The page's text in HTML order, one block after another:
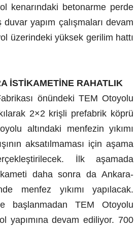
kenarındaki betonarme perde
yapım çalışmaları devam
üzerindeki yüksek gerilim hattı
İSTİKAMETİNE RAHATLIK
önündeki TEM Otoyolu
2×2 krişli prefabrik köprü
altındaki menfezin yıkımı
aksatılmaması için aşama
İlk aşamada
daha sonra da Ankara-
menfez yıkımı yapılacak.
başlanmadan TEM Otoyolu
yapımına devam ediliyor. 700